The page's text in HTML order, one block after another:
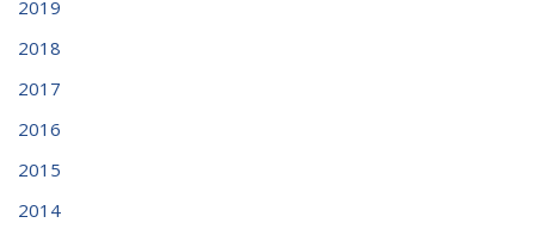
2019
2018
2017
2016
2015
2014